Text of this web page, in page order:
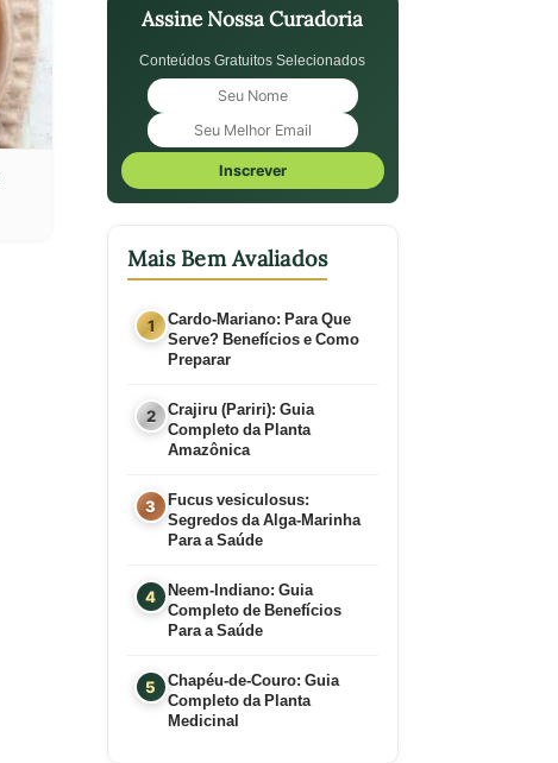
Assine Nossa Curadoria
Conteúdos Gratuitos Selecionados
Inscrever
Mais Bem Avaliados
Cardo-Mariano: Para Que
Serve? Benefícios e Como
Preparar
Crajiru (Pariri): Guia
Completo da Planta
Amazônica
Fucus vesiculosus:
Segredos da Alga-Marinha
Para a Saúde
Neem-Indiano: Guia
Completo de Benefícios
Para a Saúde
Chapéu-de-Couro: Guia
Completo da Planta
Medicinal